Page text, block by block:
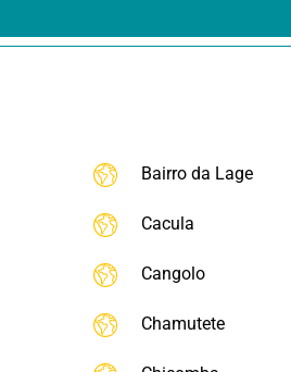
Bairro da Lage
Cacula
Cangolo
Chamutete